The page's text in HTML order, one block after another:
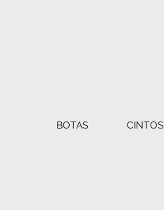
BOTAS CINTOS